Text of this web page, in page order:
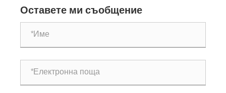
Оставете ми съобщение